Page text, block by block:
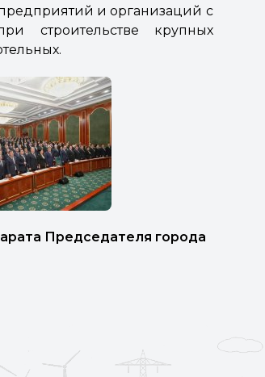
и организаций с
строительстве крупных
города